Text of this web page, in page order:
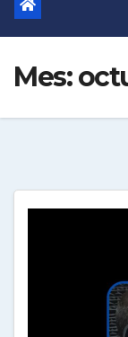
Mes: